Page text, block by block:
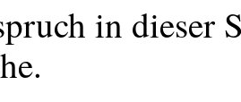
in dieser